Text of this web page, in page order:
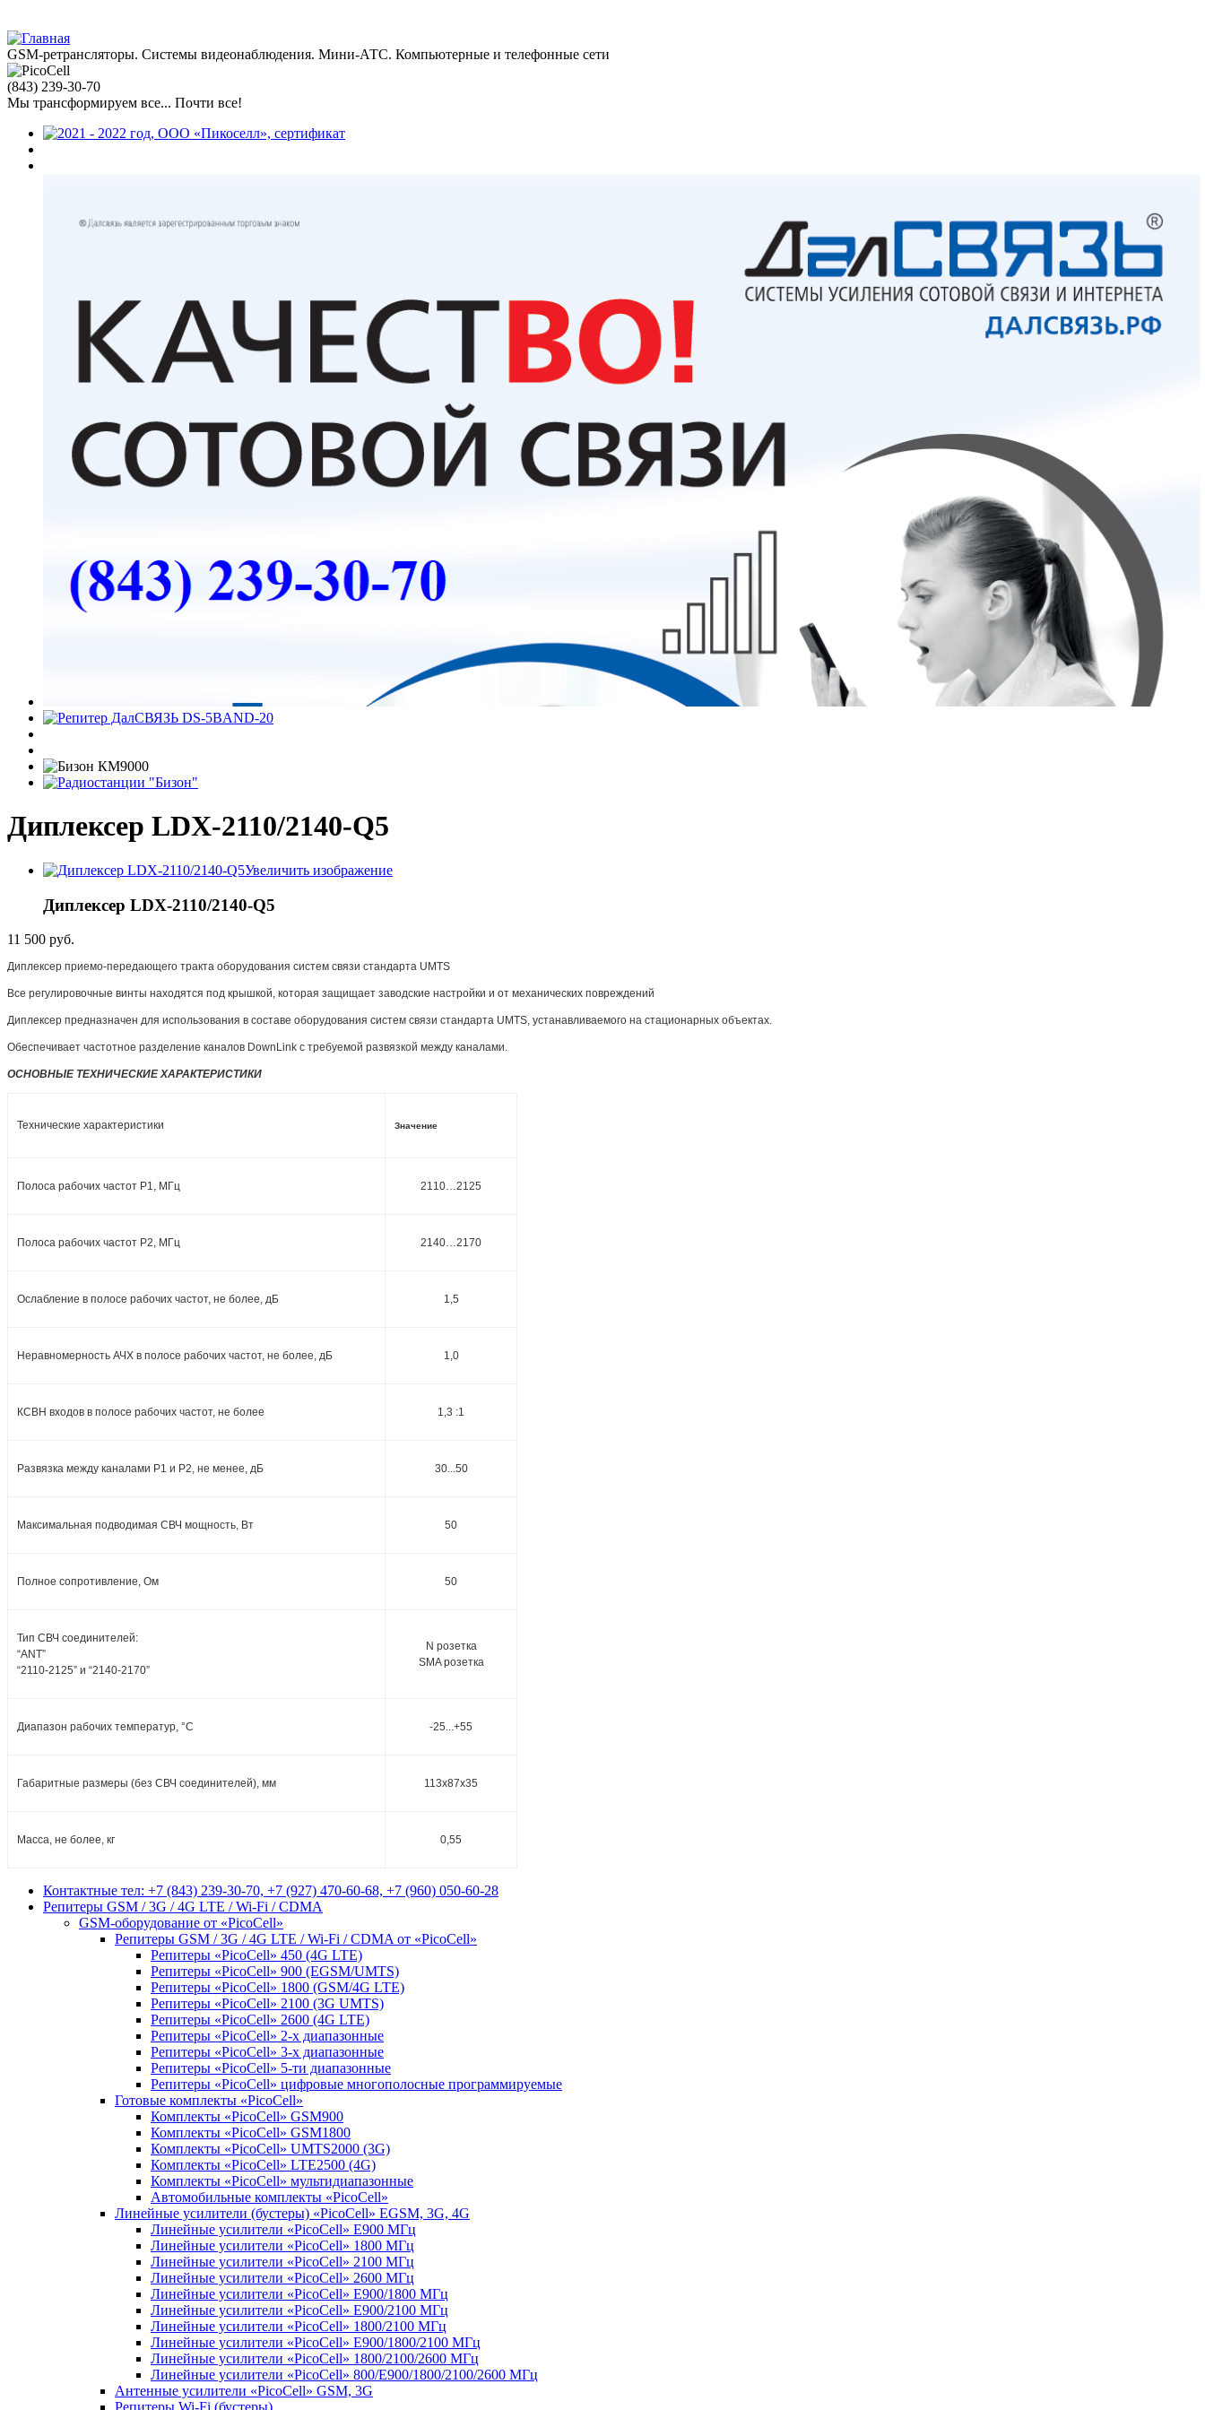
GSM-ретрансляторы. Системы видеонаблюдения. Мини-АТС. Компьютерные и телефонные сети
(843) 239-30-70
Мы трансформируем все... Почти все!
Диплексер LDX-2110/2140-Q5
Увеличить изображение
Диплексер LDX-2110/2140-Q5
11 500 руб.
Диплексер приемо-передающего тракта оборудования систем связи стандарта UMTS
Все регулировочные винты находятся под крышкой, которая защищает заводские настройки и от механических повреждений
Диплексер предназначен для использования в составе оборудования систем связи стандарта UMTS, устанавливаемого на стационарных объектах.
Обеспечивает частотное разделение каналов DownLink с требуемой развязкой между каналами.
ОСНОВНЫЕ ТЕХНИЧЕСКИЕ ХАРАКТЕРИСТИКИ
Технические характеристики Значение
Полоса рабочих частот Р1, МГц 2110…2125
Полоса рабочих частот Р2, МГц 2140…2170
Ослабление в полосе рабочих частот, не более, дБ 1,5
Неравномерность АЧХ в полосе рабочих частот, не более, дБ 1,0
КСВН входов в полосе рабочих частот, не более 1,3 :1
Развязка между каналами Р1 и Р2, не менее, дБ 30...50
Максимальная подводимая СВЧ мощность, Вт 50
Полное сопротивление, Ом 50
Тип СВЧ соединителей:
“ANT”
“2110-2125” и “2140-2170”
N розетка
SMA розетка
Диапазон рабочих температур, °С -25...+55
Габаритные размеры (без СВЧ соединителей), мм 113x87x35
Масса, не более, кг 0,55
Контактные тел: +7 (843) 239-30-70, +7 (927) 470-60-68, +7 (960) 050-60-28
Репитеры GSM / 3G / 4G LTE / Wi-Fi / CDMA
GSM-оборудование от «PicoCell»
Репитеры GSM / 3G / 4G LTE / Wi-Fi / CDMA от «PicoCell»
Репитеры «PicoCell» 450 (4G LTE)
Репитеры «PicoCell» 900 (EGSM/UMTS)
Репитеры «PicoCell» 1800 (GSM/4G LTE)
Репитеры «PicoCell» 2100 (3G UMTS)
Репитеры «PicoCell» 2600 (4G LTE)
Репитеры «PicoCell» 2-х диапазонные
Репитеры «PicoCell» 3-х диапазонные
Репитеры «PicoCell» 5-ти диапазонные
Репитеры «PicoCell» цифровые многополосные программируемые
Готовые комплекты «PicoCell»
Комплекты «PicoCell» GSM900
Комплекты «PicoCell» GSM1800
Комплекты «PicoCell» UMTS2000 (3G)
Комплекты «PicoCell» LTE2500 (4G)
Комплекты «PicoCell» мультидиапазонные
Автомобильные комплекты «PicoCell»
Линейные усилители (бустеры) «PicoCell» EGSM, 3G, 4G
Линейные усилители «PicoCell» E900 МГц
Линейные усилители «PicoCell» 1800 МГц
Линейные усилители «PicoCell» 2100 МГц
Линейные усилители «PicoCell» 2600 МГц
Линейные усилители «PicoCell» E900/1800 МГц
Линейные усилители «PicoCell» E900/2100 МГц
Линейные усилители «PicoCell» 1800/2100 МГц
Линейные усилители «PicoCell» E900/1800/2100 МГц
Линейные усилители «PicoCell» 1800/2100/2600 МГц
Линейные усилители «PicoCell» 800/E900/1800/2100/2600 МГц
Антенные усилители «PicoCell» GSM, 3G